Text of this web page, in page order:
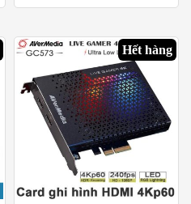
Hết hàng